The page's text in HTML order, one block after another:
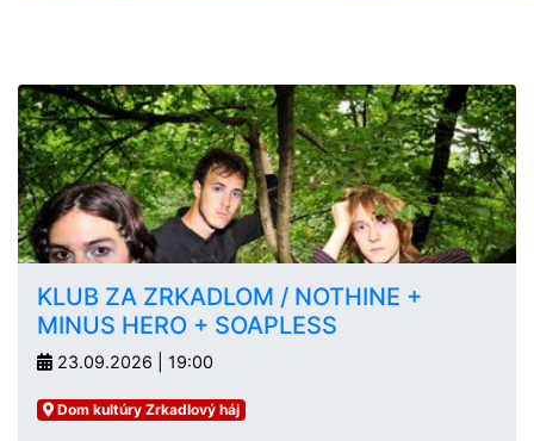
KLUB ZA ZRKADLOM / NOTHINE +
MINUS HERO + SOAPLESS
23.09.2026 | 19:00
Dom kultúry Zrkadlový háj